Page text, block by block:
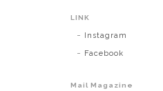
LINK
Instagram
Facebook
Mail Magazine